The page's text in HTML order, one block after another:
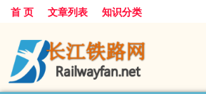
首 页 文章列表 知识分类